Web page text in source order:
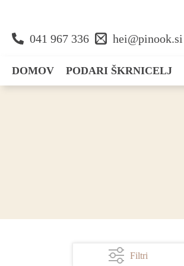
041 967 336 hei@pinook.si
DOMOV PODARI ŠKRNICELJ
Filtri